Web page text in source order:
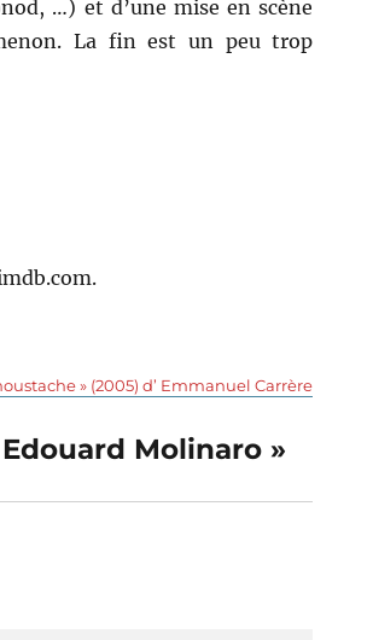
…) et d’une mise en scène
La fin est un peu trop
» (2005) d’ Emmanuel Carrère
Molinaro »